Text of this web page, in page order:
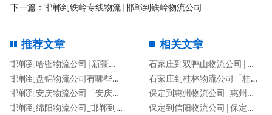
下一篇：邯郸到铁岭专线物流|邯郸到铁岭物流公司
推荐文章
邯郸到哈密物流公司|新疆专线
邯郸到盘锦物流公司有哪些专线
邯郸到安庆物流公司「安庆专线」
邯郸到绵阳物流公司_邯郸到绵阳物流专线
相关文章
石家庄到双鸭山物流公司|石家庄到双鸭山货运专线
石家庄到桂林物流公司「桂林专线」
保定到惠州物流公司=惠州专线
保定到信阳物流公司|保定到信阳物流专线